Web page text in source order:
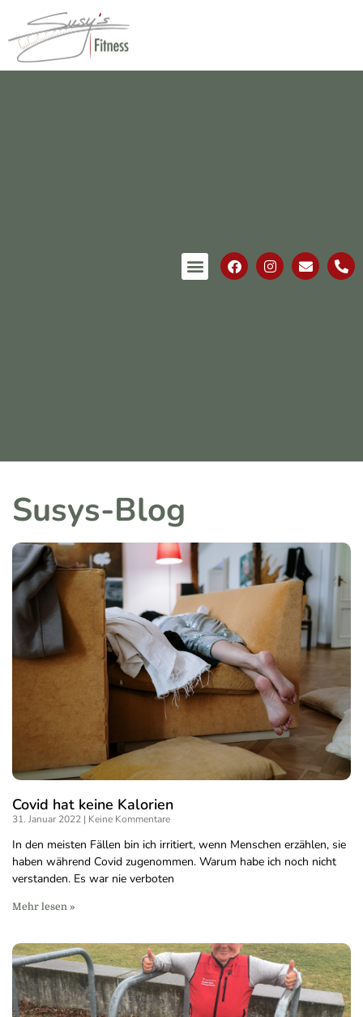
Susys-Blog
Covid hat keine Kalorien
31. Januar 2022 Keine Kommentare
In den meisten Fällen bin ich irritiert, wenn Menschen erzählen, sie
haben während Covid zugenommen. Warum habe ich noch nicht
verstanden. Es war nie verboten
Mehr lesen »